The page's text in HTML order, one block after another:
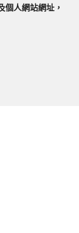
個人網站網址，